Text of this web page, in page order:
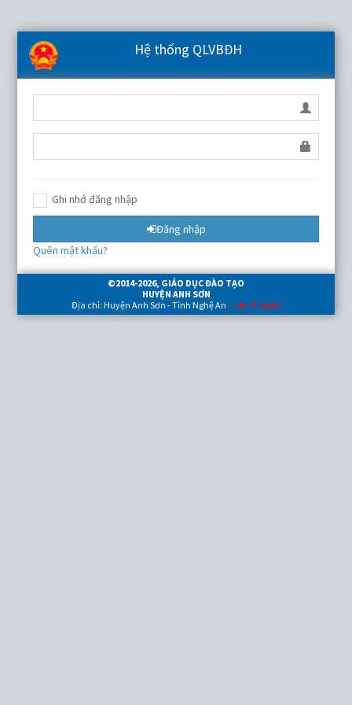
Hệ thống QLVBĐH
Ghi nhớ đăng nhập
Đăng nhập
Quên mật khẩu?
©2014-2026, GIÁO DỤC ĐÀO TẠO
HUYỆN ANH SƠN
Địa chỉ: Huyện Anh Sơn - Tỉnh Nghệ An Lịch công tác